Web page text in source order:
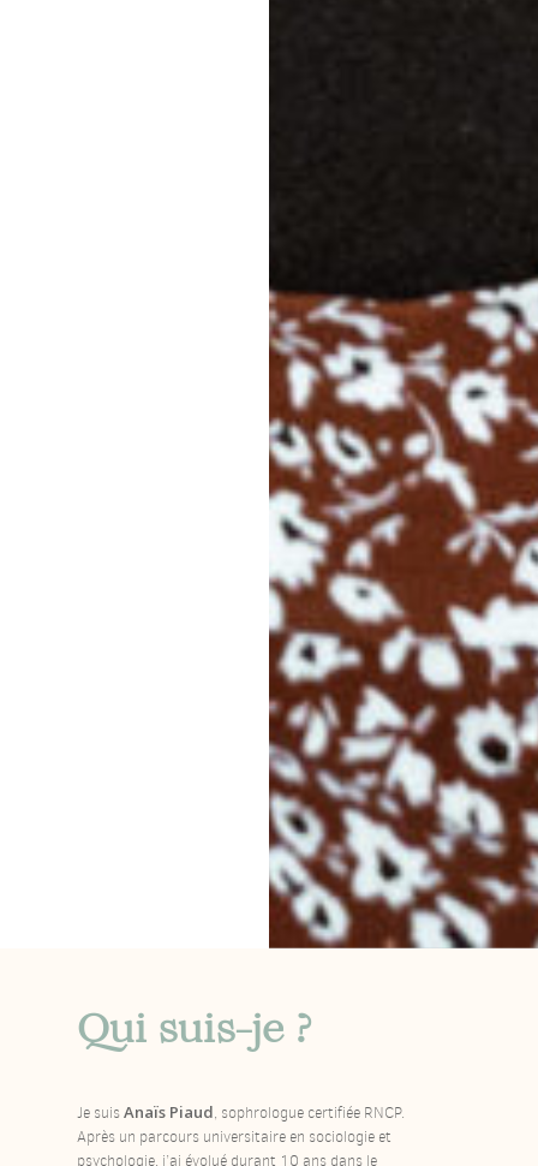
Qui suis-je ?
Je suisAnaïs Piaud, sophrologue certifiée RNCP.
Après un parcours universitaire en sociologie et
psychologie, j’ai évolué durant 10 ans dans le